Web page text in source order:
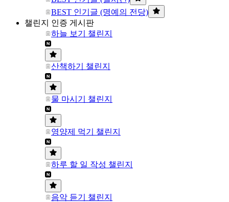
BEST 인기글 (명예의 전당)
챌린지 인증 게시판
하늘 보기 챌린지
산책하기 챌린지
물 마시기 챌린지
영양제 먹기 챌린지
하루 할 일 작성 챌린지
음악 듣기 챌린지